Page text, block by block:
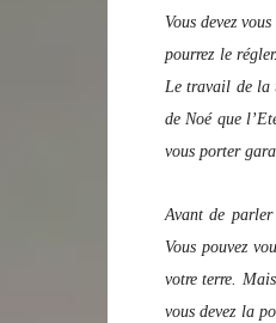
Vous devez
pourrez le
Le travail de la
de Noé que
vous porter
Avant de
Vous pouvez
votre terre.
vous devez la